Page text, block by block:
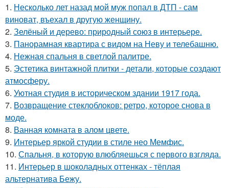
1. Несколько лет назад мой муж попал в ДТП - сам
виноват, въехал в другую женщину.
2. Зелёный и дерево: природный союз в интерьере.
3. Панорамная квартира с видом на Неву и телебашню.
4. Нежная спальня в светлой палитре.
5. Эстетика винтажной плитки - детали, которые создают
атмосферу.
6. Уютная студия в историческом здании 1917 года.
7. Возвращение стеклоблоков: ретро, которое снова в
моде.
8. Ванная комната в алом цвете.
9. Интерьер яркой студии в стиле нео Мемфис.
10. Спальня, в которую влюбляешься с первого взгляда.
11. Интерьер в шоколадных оттенках - тёплая
альтернатива Бежу.